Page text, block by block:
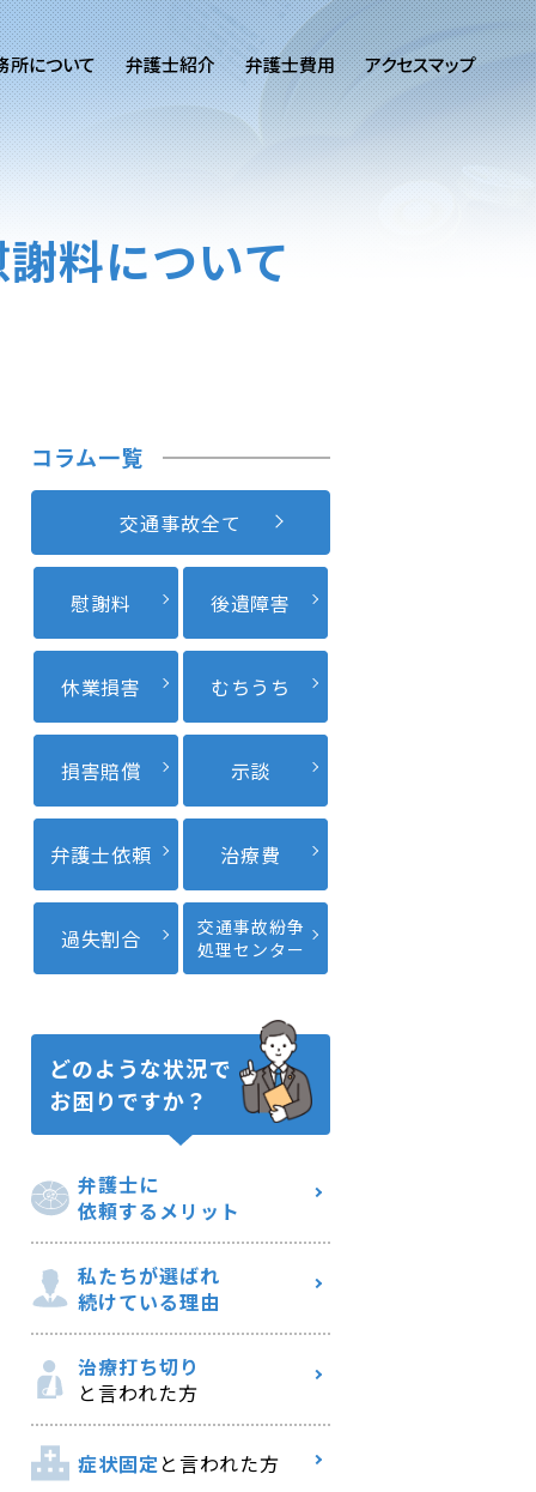
所について 弁護士紹介 弁護士費用 アクセスマップ
料について
コラム一覧
交通事故全て
慰謝料 後遺障害
休業損害 むちうち
損害賠償 示談
弁護士依頼 治療費
過失割合
交通事故紛争
処理センター
どのような状況で
お困りですか？
弁護士に
依頼するメリット
私たちが選ばれ
続けている理由
治療打ち切り
と言われた方
症状固定と言われた方